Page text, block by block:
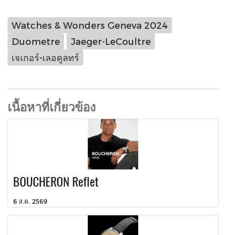
Watches & Wonders Geneva 2024
Duometre
Jaeger-LeCoultre
เจเกอร์-เลอคูลทร์
เนื้อหาที่เกี่ยวข้อง
BOUCHERON Reflet
6 ส.ค. 2569